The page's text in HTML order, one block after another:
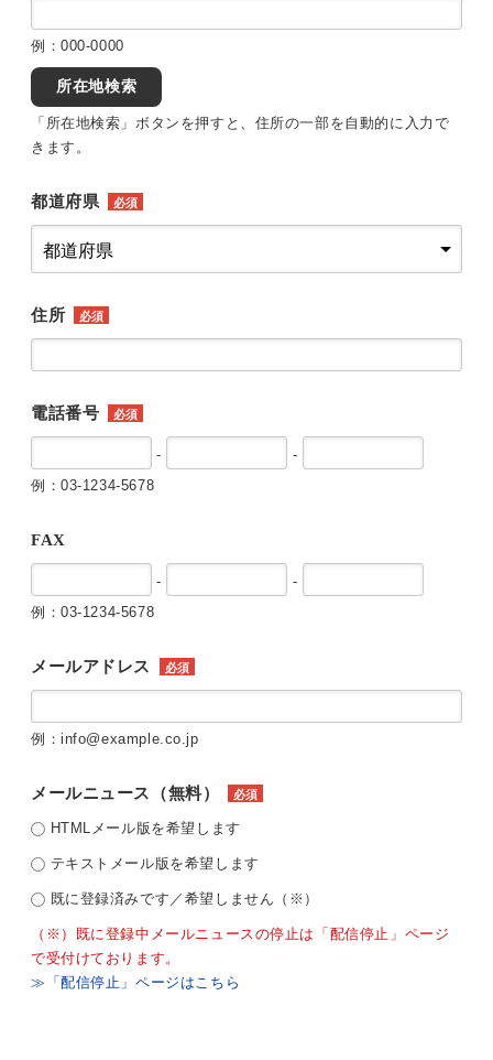
例：000-0000
所在地検索
「所在地検索」ボタンを押すと、住所の一部を自動的に入力で
きます。
都道府県 必須
住所 必須
電話番号 必須
-
-
例：03-1234-5678
FAX
-
-
例：03-1234-5678
メールアドレス 必須
例：info@example.co.jp
メールニュース（無料） 必須
HTMLメール版を希望します
テキストメール版を希望します
既に登録済みです／希望しません（※）
（※）既に登録中メールニュースの停止は「配信停止」ページ
で受付けております。
≫「配信停止」ページはこちら